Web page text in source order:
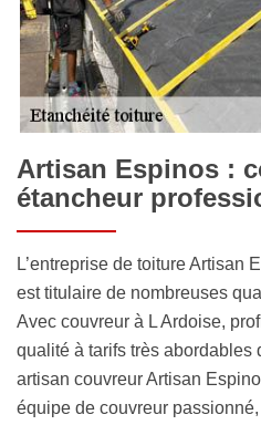
Artisan Espinos :
étancheur
L’entreprise de toiture Artisan
est titulaire de nombreuses
Avec couvreur à L Ardoise,
qualité à tarifs très abordables
artisan couvreur Artisan
équipe de couvreur